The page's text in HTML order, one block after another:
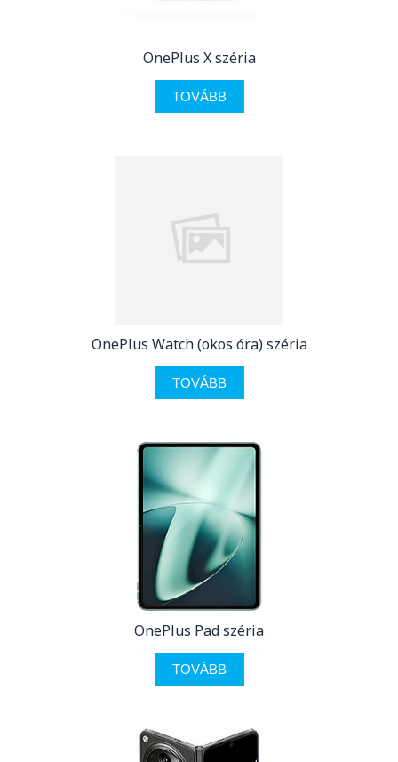
OnePlus X széria
TOVÁBB
OnePlus Watch (okos óra) széria
TOVÁBB
OnePlus Pad széria
TOVÁBB